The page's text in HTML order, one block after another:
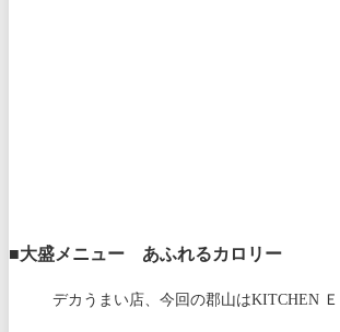
■大盛メニュー あふれるカロリー
デカうまい店、今回の郡山はKITCHEN